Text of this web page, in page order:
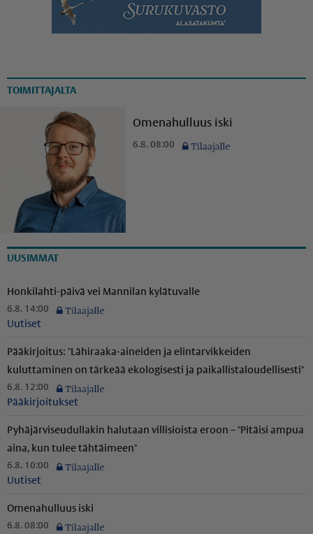
TOIMITTAJALTA
Omenahulluus iski
6.8. 08:00
UUSIMMAT
Honkilahti-päivä vei Mannilan kylätuvalle
6.8. 14:00
Uutiset
Pääkirjoitus: "Lähiraaka-aineiden ja elintarvikkeiden
kuluttaminen on tärkeää ekologisesti ja paikal­lis­ta­lou­del­li­sesti"
6.8. 12:00
Pääkirjoitukset
Pyhäjär­vi­seu­dul­lakin halutaan villisioista eroon – "Pitäisi ampua
aina, kun tulee tähtäimeen"
6.8. 10:00
Uutiset
Omenahulluus iski
6.8. 08:00